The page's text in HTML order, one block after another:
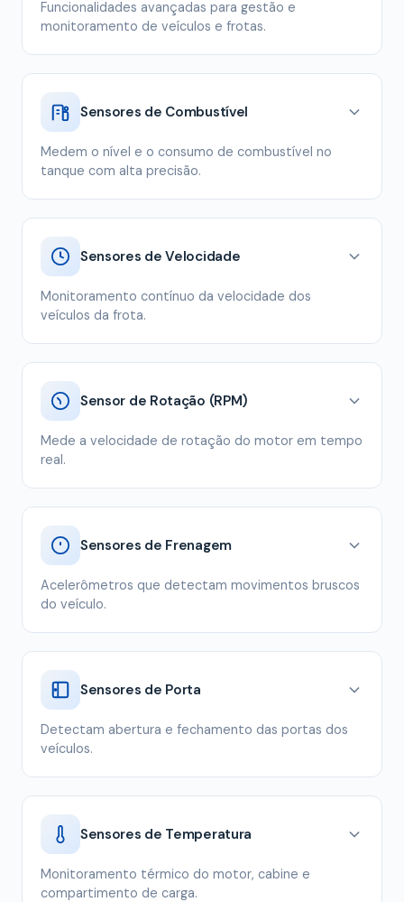
Funcionalidades avançadas para gestão e
monitoramento de veículos e frotas.
Sensores de Combustível
Medem o nível e o consumo de combustível no
tanque com alta precisão.
Sensores de Velocidade
Monitoramento contínuo da velocidade dos
veículos da frota.
Sensor de Rotação (RPM)
Mede a velocidade de rotação do motor em tempo
real.
Sensores de Frenagem
Acelerômetros que detectam movimentos bruscos
do veículo.
Sensores de Porta
Detectam abertura e fechamento das portas dos
veículos.
Sensores de Temperatura
Monitoramento térmico do motor, cabine e
compartimento de carga.